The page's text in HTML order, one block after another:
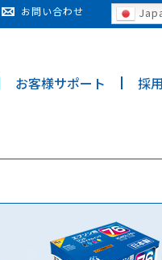
お客様サポート 採
お問い合わせ
details and any questions.